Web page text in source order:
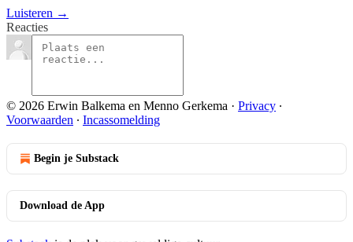
Luisteren →
Reacties
© 2026 Erwin Balkema en Menno Gerkema · Privacy ∙
Voorwaarden ∙ Incassomelding
Begin je Substack
Download de App